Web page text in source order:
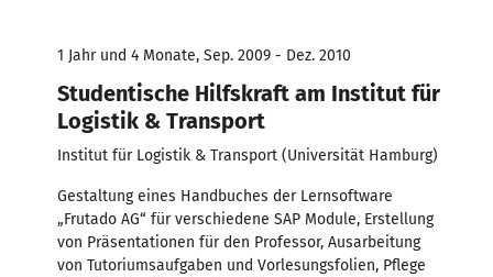
1 Jahr und 4 Monate, Sep. 2009 - Dez. 2010
Studentische Hilfskraft am Institut für
Logistik & Transport
Institut für Logistik & Transport (Universität Hamburg)
Gestaltung eines Handbuches der Lernsoftware
„Frutado AG“ für verschiedene SAP Module, Erstellung
von Präsentationen für den Professor, Ausarbeitung
von Tutoriumsaufgaben und Vorlesungsfolien, Pflege